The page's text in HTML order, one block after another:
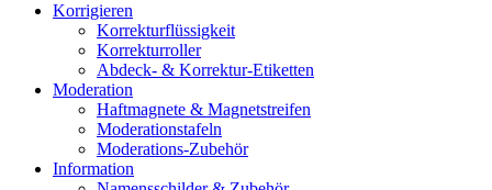
Korrigieren
Korrekturflüssigkeit
Korrekturroller
Abdeck- & Korrektur-Etiketten
Moderation
Haftmagnete & Magnetstreifen
Moderationstafeln
Moderations-Zubehör
Information